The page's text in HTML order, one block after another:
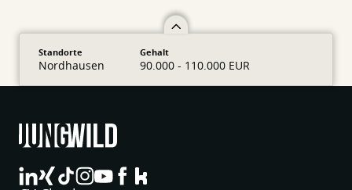
Standorte
Nordhausen
Gehalt
90.000 - 110.000 EUR
jungwild bei LinkedIn
jungwild bei XING
jungwild bei TikTok
jungwild bei Instagram
jungwild bei YouTube
jungwild bei Facebook